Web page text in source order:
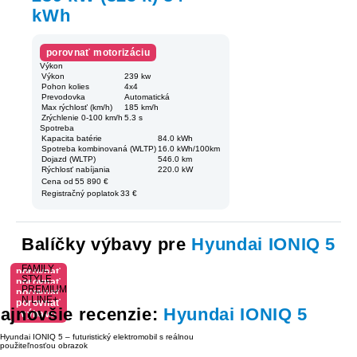
kWh
porovnať motorizáciu
Výkon
Výkon
239 kw
Pohon kolies
4x4
Prevodovka
Automatická
Max rýchlosť (km/h)
185 km/h
Zrýchlenie 0-100 km/h 5.3 s
Spotreba
Kapacita batérie
84.0 kWh
Spotreba kombinovaná (WLTP) 16.0 kWh/100km
Dojazd (WLTP)
546.0 km
Rýchlosť nabíjania
220.0 kW
Cena od 55 890 €
Registračný poplatok 33 €
Balíčky výbavy pre Hyundai IONIQ 5
porovnať
výbavu
FAMILY
porovnať
výbavu
STYLE
porovnať
výbavu
PREMIUM
porovnať
výbavu
N LINE+
recenzie: Hyundai IONIQ 5